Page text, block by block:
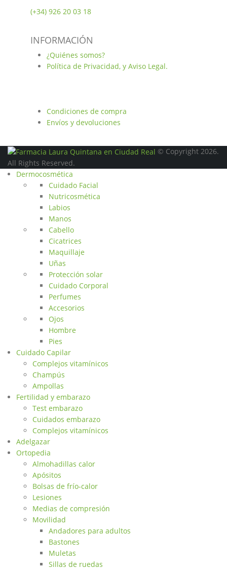
(+34) 926 20 03 18
INFORMACIÓN
¿Quiénes somos?
Política de Privacidad, y Aviso Legal.
Condiciones de compra
Envíos y devoluciones
© Copyright 2026.
All Rights Reserved.
Dermocosmética
Cuidado Facial
Nutricosmética
Labios
Manos
Cabello
Cicatrices
Maquillaje
Uñas
Protección solar
Cuidado Corporal
Perfumes
Accesorios
Ojos
Hombre
Pies
Cuidado Capilar
Complejos vitamínicos
Champús
Ampollas
Fertilidad y embarazo
Test embarazo
Cuidados embarazo
Complejos vitamínicos
Adelgazar
Ortopedia
Almohadillas calor
Apósitos
Bolsas de frío-calor
Lesiones
Medias de compresión
Movilidad
Andadores para adultos
Bastones
Muletas
Sillas de ruedas